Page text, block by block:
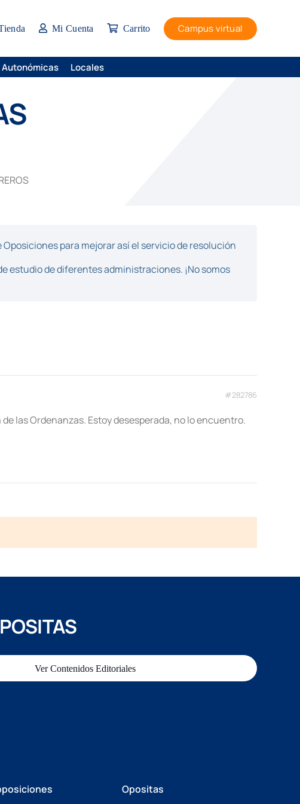
Mi Cuenta Carrito Campus virtual
Autonómicas Locales
para mejorar así el servicio de resolución
estudio de diferentes administraciones. ¡No somos
#282786
las Ordenanzas. Estoy desesperada, no lo encuentro.
Ver Contenidos Editoriales
Opositas